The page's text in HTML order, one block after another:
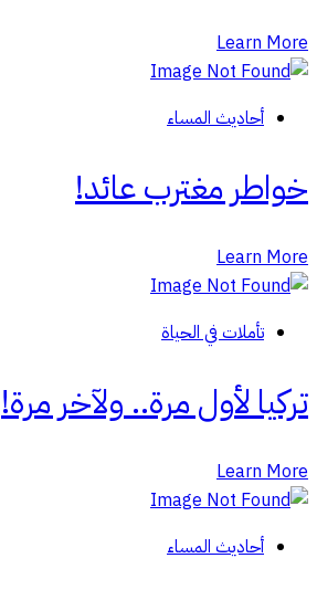
Learn More
أحاديث المساء
خواطر مغترب عائد!
Learn More
تأملات في الحياة
تركيا لأول مرة.. ولآخر مرة!
Learn More
أحاديث المساء